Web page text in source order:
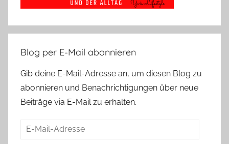
Blog per E-Mail abonnieren
Gib deine E-Mail-Adresse an, um diesen Blog zu
abonnieren und Benachrichtigungen über neue
Beiträge via E-Mail zu erhalten.
E-